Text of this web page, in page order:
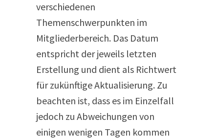
verschiedenen
Themenschwerpunkten im
Mitgliederbereich. Das Datum
entspricht der jeweils letzten
Erstellung und dient als Richtwert
für zukünftige Aktualisierung. Zu
beachten ist, dass es im Einzelfall
jedoch zu Abweichungen von
einigen wenigen Tagen kommen